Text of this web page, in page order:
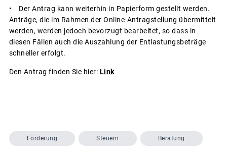
• Der Antrag kann weiterhin in Papierform gestellt werden.
Anträge, die im Rahmen der Online-Antragstellung übermittelt
werden, werden jedoch bevorzugt bearbeitet, so dass in
diesen Fällen auch die Auszahlung der Entlastungsbeträge
schneller erfolgt.
Den Antrag finden Sie hier: Link
Förderung Steuern Beratung